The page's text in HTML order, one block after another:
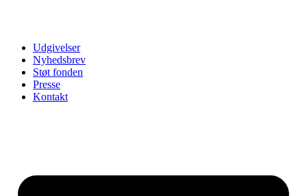
Udgivelser
Nyhedsbrev
Støt fonden
Presse
Kontakt